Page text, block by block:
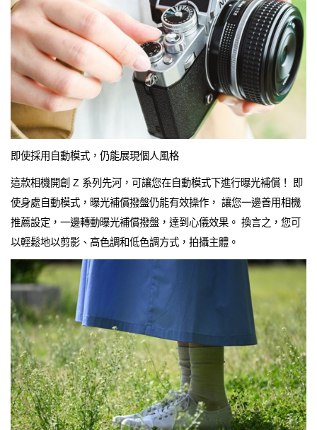
即使採用自動模式，仍能展現個人風格
這款相機開創 Z 系列先河，可讓您在自動模式下進行曝光補償！ 即
使身處自動模式，曝光補償撥盤仍能有效操作， 讓您一邊善用相機
推薦設定，一邊轉動曝光補償撥盤，達到心儀效果。 換言之，您可
以輕鬆地以剪影、高色調和低色調方式，拍攝主體。